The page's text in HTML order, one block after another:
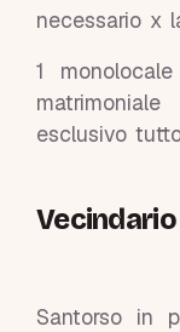
necessario x
1
esclusivo
Vecindario
Santorso in